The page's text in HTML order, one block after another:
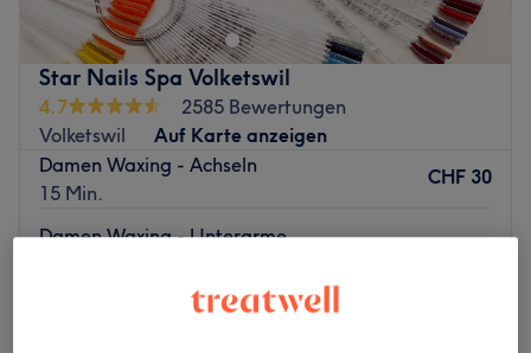
Star Nails Spa Volketswil
4.7
2585 Bewertungen
Volketswil
Auf Karte anzeigen
Damen Waxing - Achseln
15 Min.
CHF 30
Damen Waxing - Unterarme
Damen Waxing - Oberarme